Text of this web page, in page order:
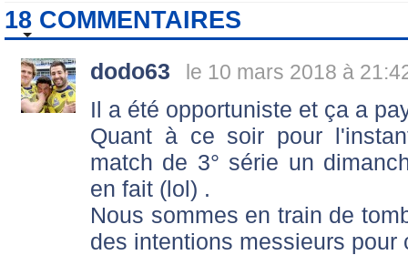
18 COMMENTAIRES
dodo63 le 10 mars 2018 à
Il a été opportuniste et ça a
Quant à ce soir pour
match de 3° série un
en fait (lol) .
Nous sommes en train de
des intentions messieurs pour